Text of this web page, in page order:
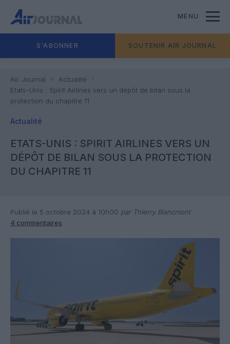
MENU
S'ABONNER SOUTENIR AIR JOURNAL
Air Journal
Actualité
Etats-Unis : Spirit Airlines vers un dépôt de bilan sous la
protection du chapitre 11
Actualité
ETATS-UNIS : SPIRIT AIRLINES VERS UN
DÉPÔT DE BILAN SOUS LA PROTECTION
DU CHAPITRE 11
Publié le 5 octobre 2024 à 10h00 par Thierry Blancmont
4 commentaires